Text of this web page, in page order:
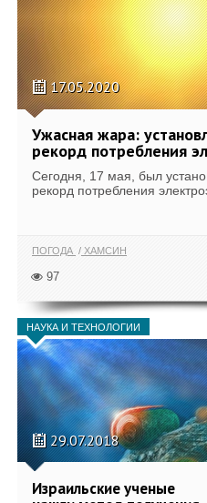
17.05.2020
Ужасная жара:
рекорд потребления
Сегодня, 17 мая, был
рекорд потребления
ПОГОДА ХАМСИН
97
НАУКА И ТЕХНОЛОГИИ
29.07.2018
Израильские ученые